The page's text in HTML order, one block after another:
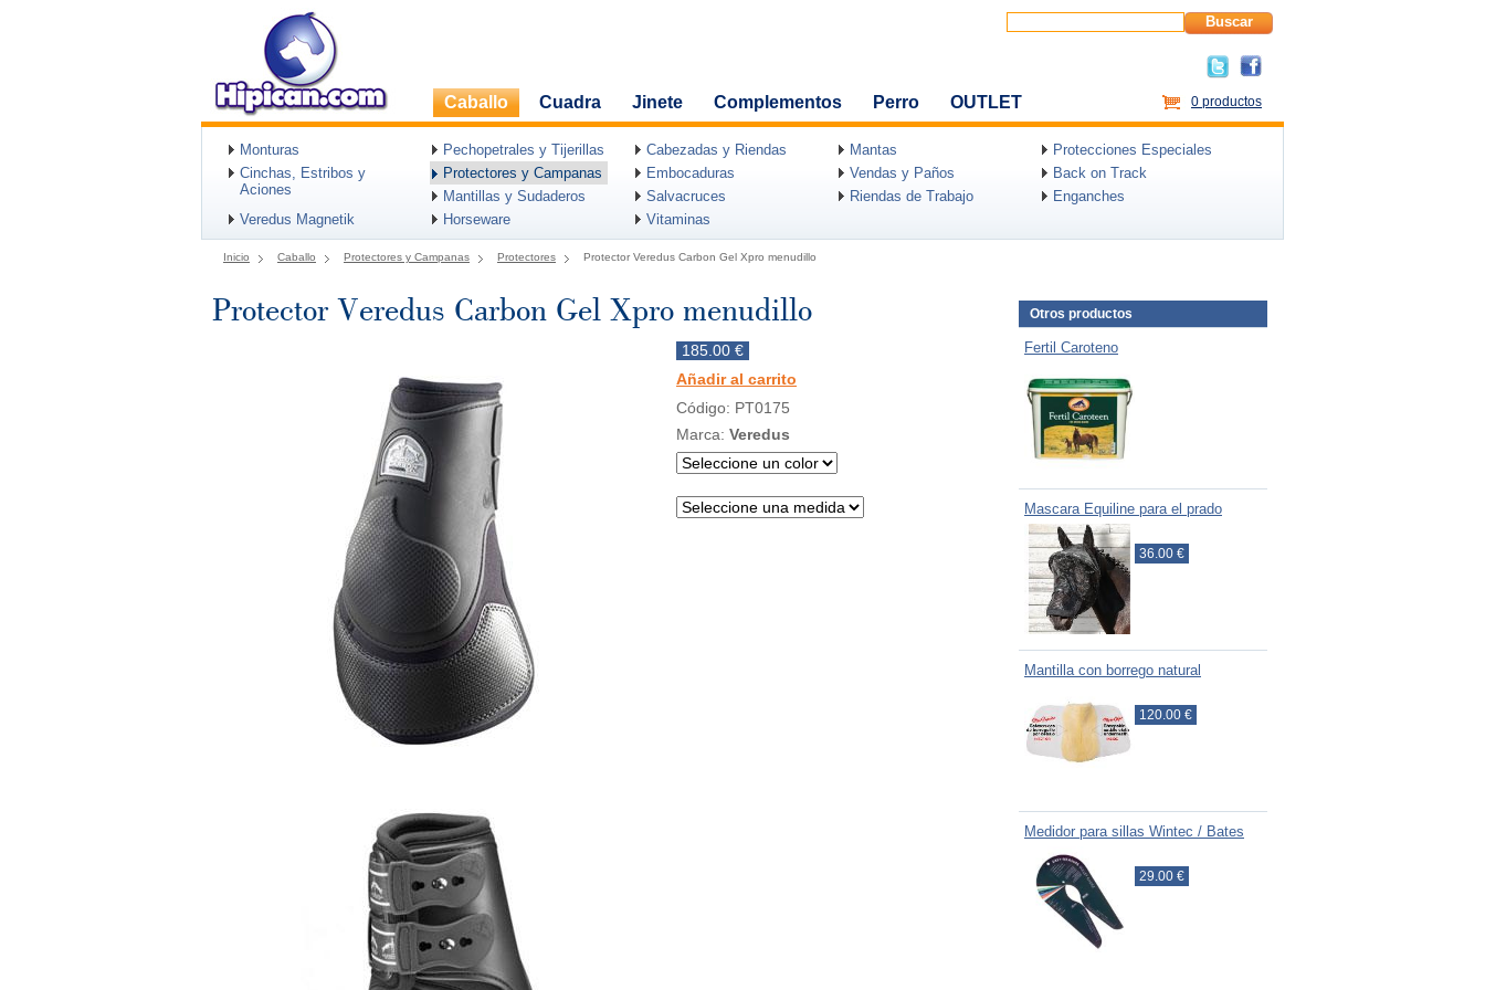
Buscar
Caballo Cuadra Jinete Complementos Perro OUTLET 0 productos
Monturas Pechopetrales y Tijerillas Cabezadas y Riendas Mantas
Protecciones Especiales
Cinchas, Estribos y
Aciones
Protectores y Campanas Embocaduras Vendas y Paños
Back on Track
Mantillas y Sudaderos
Salvacruces Riendas de Trabajo
Enganches
Veredus Magnetik
Horseware Vitaminas
Inicio Caballo Protectores y Campanas Protectores Protector Veredus Carbon Gel Xpro menudillo
Protector Veredus Carbon Gel Xpro menudillo
185.00 €
Añadir al carrito
Código: PT0175
Marca: Veredus
Otros productos
Fertil Caroteno
Mascara Equiline para el prado
36.00 €
Mantilla con borrego natural
120.00 €
Medidor para sillas Wintec / Bates
29.00 €